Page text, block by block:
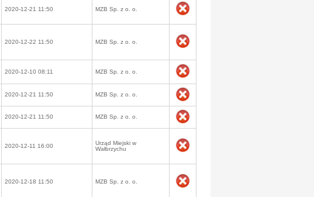
2020-12-21 11:50 MZB Sp. z o. o.
2020-12-22 11:50 MZB Sp. z o. o.
2020-12-10 08:11 MZB Sp. z o. o.
2020-12-21 11:50 MZB Sp. z o. o.
2020-12-21 11:50 MZB Sp. z o. o.
2020-12-11 16:00
Urząd Miejski w
Wałbrzychu
2020-12-18 11:50 MZB Sp. z o. o.